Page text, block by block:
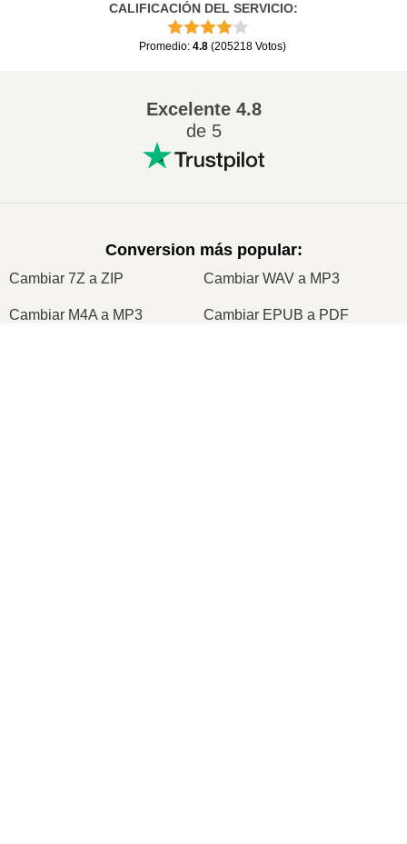
CALIFICACIÓN DEL SERVICIO:
Promedio: 4.8 (205218 Votos)
Excelente4.8
de 5
Conversion más popular:
Cambiar 7Z a ZIP Cambiar WAV a MP3
Cambiar M4A a MP3 Cambiar EPUB a PDF